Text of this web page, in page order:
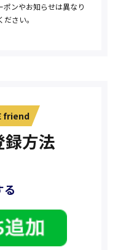
ンやお知らせは異なり
さい。
friend
方法
る